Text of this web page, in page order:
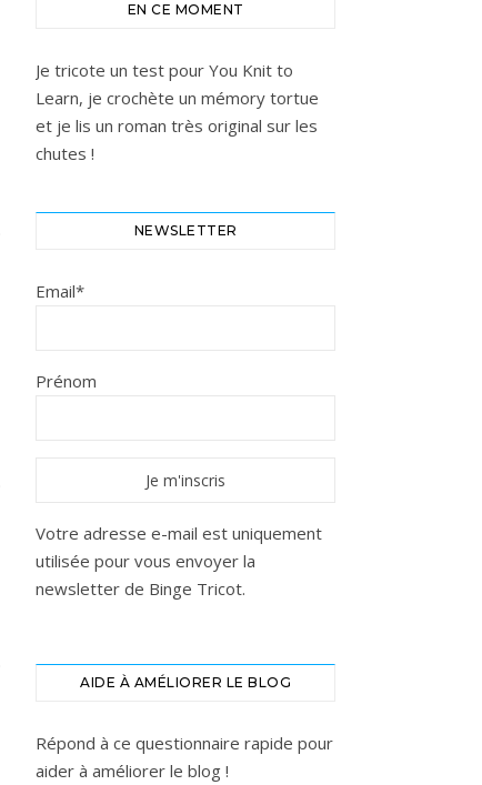
EN CE MOMENT
Je tricote un test pour You Knit to
Learn, je crochète un mémory tortue
et je lis un roman très original sur les
chutes !
NEWSLETTER
Email*
Prénom
Votre adresse e-mail est uniquement
utilisée pour vous envoyer la
newsletter de Binge Tricot.
AIDE À AMÉLIORER LE BLOG
Répond à ce questionnaire rapide pour
aider à améliorer le blog !